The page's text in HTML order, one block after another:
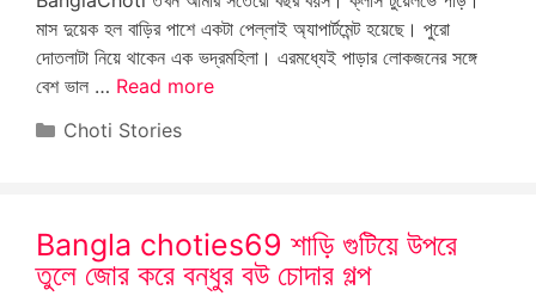
মাস দুয়েক হল বাড়ির পাশে একটা পেল্লাই অ্যাপার্টমেন্ট হয়েছে। পুরো
দোতলাটা নিয়ে থাকেন এক ভদ্রমহিলা। এরমধ্যেই পাড়ার লোকজনের সঙ্গে
বেশ ভাল … Read more
Categories
Choti Stories
Bangla choties69 শাড়ি গুটিয়ে উপরে
তুলে জোর করে বন্ধুর বউ চোদার গল্প